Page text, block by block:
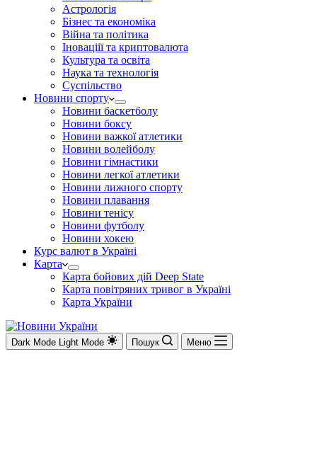
Астрологія
Бізнес та економіка
Війна та політика
Іноваціії та криптовалюта
Культура та освіта
Наука та технологія
Суспільство
Новини спорту
Новини баскетболу
Новини боксу
Новини важкої атлетики
Новини волейболу
Новини гімнастики
Новини легкої атлетики
Новини лижного спорту
Новини плавання
Новини тенісу
Новини футболу
Новини хокею
Курс валют в Україні
Карта
Карта бойових дій Deep State
Карта повітряних тривог в Україні
Карта України
Dark Mode Light Mode Пошук Меню